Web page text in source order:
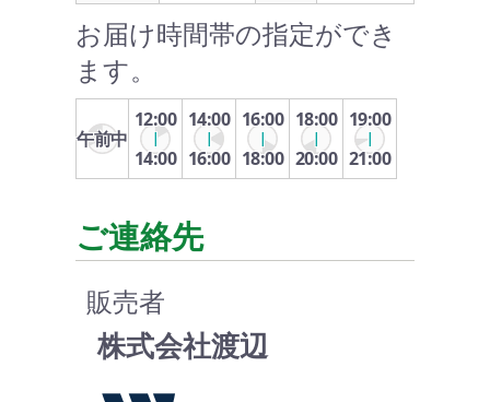
お届け時間帯の指定ができ
ます。
午前中
12:00
14:00
14:00
16:00
16:00
18:00
18:00
20:00
19:00
21:00
ご連絡先
販売者
株式会社渡辺